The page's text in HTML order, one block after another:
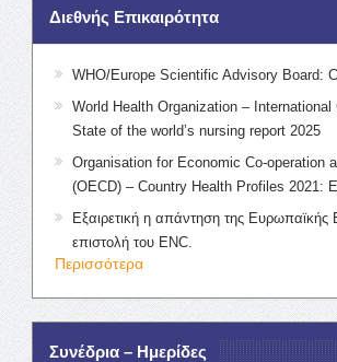
Διεθνής Επικαιρότητα
WHO/Europe Scientific Advisory Board:
World Health Organization –
State of the world’s nursing report 2025
Organisation for Economic Co-operation
(OECD) – Country Health Profiles 2021:
Εξαιρετική η απάντηση της Ευρωπαϊκής
επιστολή του ENC.
Περισσότερα
Συνέδρια – Ημερίδες